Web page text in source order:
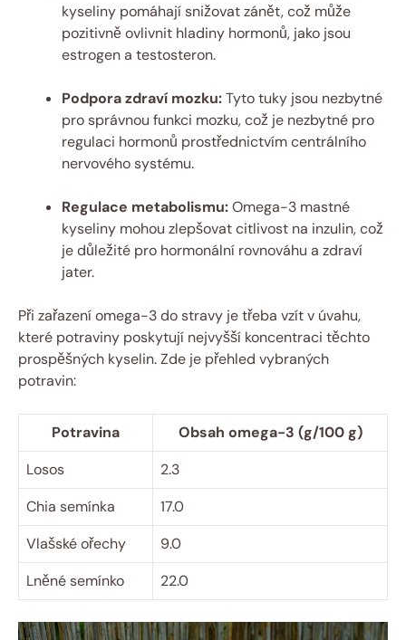
kyseliny pomáhají snižovat zánět, což může
pozitivně ovlivnit hladiny hormonů, jako jsou
estrogen a testosteron.
Podpora zdraví mozku:Tyto tuky jsou nezbytné
pro správnou funkci mozku, což je nezbytné pro
regulaci hormonů prostřednictvím centrálního
nervového systému.
Regulace metabolismu:Omega-3 mastné
kyseliny mohou zlepšovat citlivost na inzulin, což
je důležité pro hormonální rovnováhu a zdraví
jater.
Při zařazení omega-3 do stravy je třeba vzít v úvahu,
které potraviny poskytují nejvyšší koncentraci těchto
prospěšných kyselin. Zde je přehled vybraných
potravin:
Potravina
Obsah omega-3 (g/100 g)
Losos
2.3
Chia semínka
17.0
Vlašské ořechy
9.0
Lněné semínko
22.0